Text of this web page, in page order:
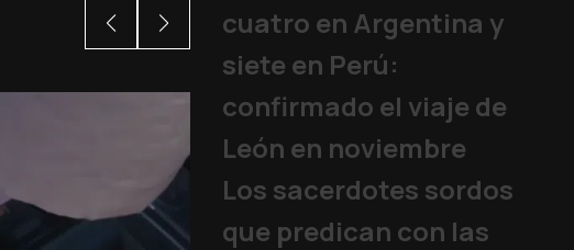
cuatro en Argentina y
siete en Perú:
confirmado el viaje de
León en noviembre
Los sacerdotes sordos
que predican con las